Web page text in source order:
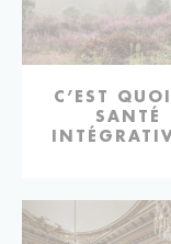
C’EST
SANTÉ